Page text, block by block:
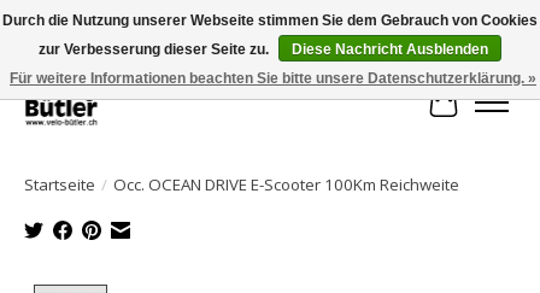
Große Auswahl an Produkten und schneller Versand!
Ihr
Startseite / Occ. OCEAN DRIVE E-Scooter 100Km Reichweite
Durch die Nutzung unserer Webseite stimmen Sie dem Gebrauch von Cookies
zur Verbesserung dieser Seite zu.
Diese Nachricht Ausblenden
Für weitere Informationen beachten Sie bitte unsere Datenschutzerklärung. »